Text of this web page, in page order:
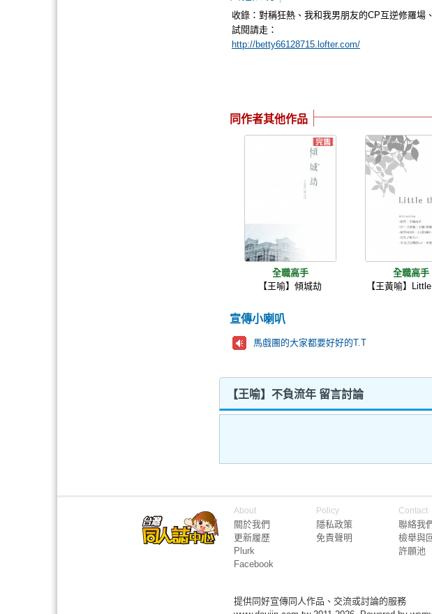
收錄：對稱狂熱、我和我男朋友的CP互逆修羅場
試閱請走：
http://betty66128715.lofter.com/
同作者其他作品
全職高手
【王喻】傾城劫
全職高手
【王黃喻】
宣傳小喇叭
馬戲團的大家都要好好的T.T
【王喻】不負流年 留言討論
About
關於我們
更新履歷
Plurk
Facebook
Policy
隱私政策
免責聲明
Contact
聯絡我
檢舉與
許願池
提供同好宣傳同人作品、交流或討論的服務